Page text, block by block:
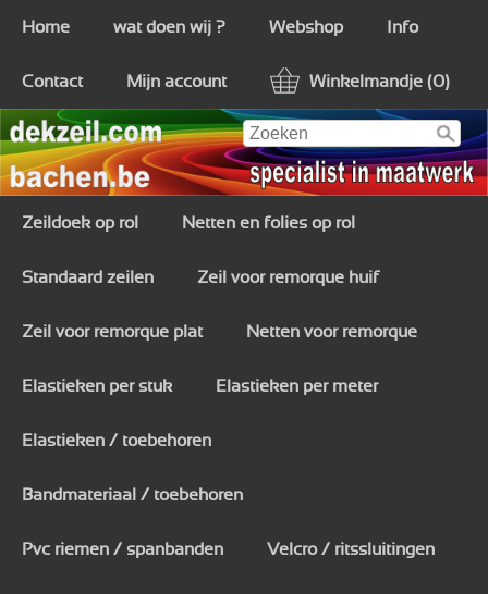
Home wat doen wij ? Webshop Info
Contact Mijn account Winkelmandje (0)
Zeildoek op rol Netten en folies op rol
Standaard zeilen Zeil voor remorque huif
Zeil voor remorque plat Netten voor remorque
Elastieken per stuk Elastieken per meter
Elastieken / toebehoren
Bandmateriaal / toebehoren
Pvc riemen / spanbanden Velcro / ritssluitingen